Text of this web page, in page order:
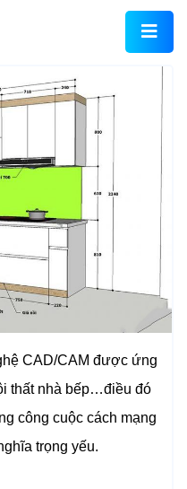
CAD/CAM được ứng
thất nhà bếp…điều đó
công cuộc cách mạng
trọng yếu.